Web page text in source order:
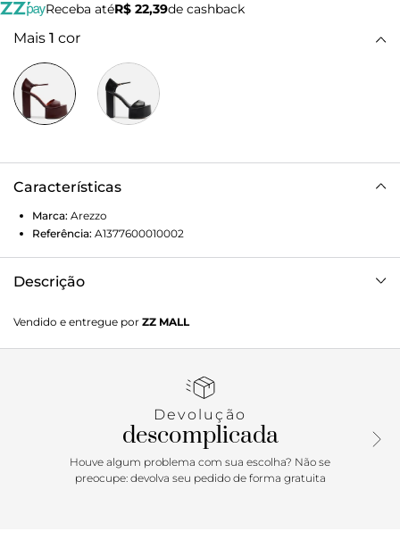
Receba atéR$ 22,39de cashback
Mais 1 cor
Características
Marca: Arezzo
Referência: A1377600010002
Descrição
bloco, meia pata e formato arredondado na ponta. Traz tira
larga sobre os dedos. Fechada no calcanhar, possui tira fina
laranja e inscrição do nome da marca.
Vendido e entregue por ZZ MALL
Devolução
descomplicada
Houve algum problema com sua escolha? Não se
preocupe: devolva seu pedido de forma gratuita